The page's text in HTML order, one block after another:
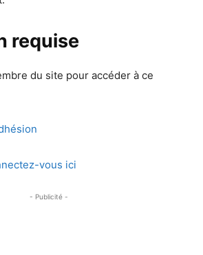
requise
du site pour accéder à ce
vous ici
- Publicité -